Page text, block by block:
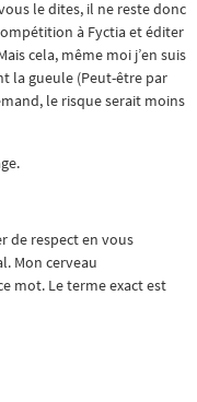
le dites, il ne reste donc
à Fyctia et éditer
cela, même moi j’en suis
la gueule (Peut-être par
le risque serait moins
de respect en vous
Mon cerveau
mot. Le terme exact est